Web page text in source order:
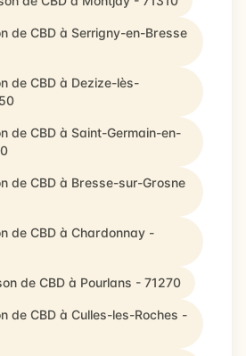
de CBD à Serrigny-en-Bresse
de CBD à Dezize-lès-
de CBD à Saint-Germain-en-
de CBD à Bresse-sur-Grosne
de CBD à Chardonnay -
de CBD à Pourlans - 71270
de CBD à Culles-les-Roches -